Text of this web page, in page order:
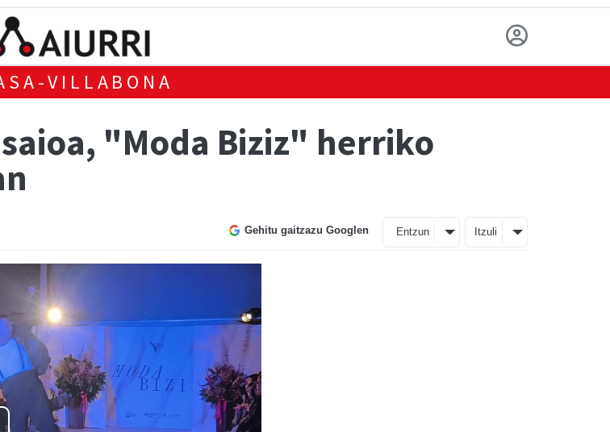
VILLABONA
"Moda Biziz" herriko
Gehitu gaitzazu Googlen Entzun Itzuli